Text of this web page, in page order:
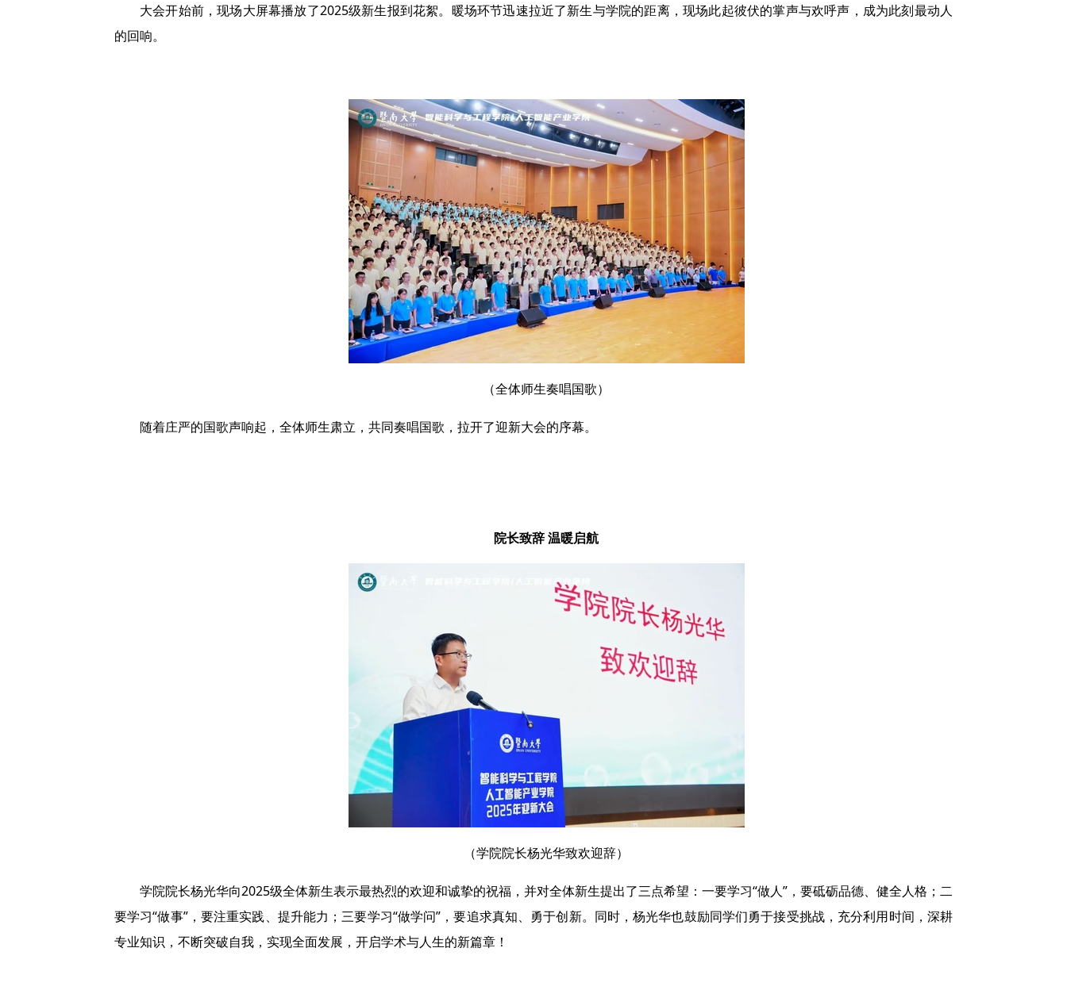
大会开始前，现场大屏幕播放了2025级新生报到花絮。暖场环节迅速拉近了新生与学院的距离，现场此起彼伏的掌声与欢呼声，成为此刻最动人
的回响。
（全体师生奏唱国歌）
随着庄严的国歌声响起，全体师生肃立，共同奏唱国歌，拉开了迎新大会的序幕。
院长致辞 温暖启航
（学院院长杨光华致欢迎辞）
学院院长杨光华向2025级全体新生表示最热烈的欢迎和诚挚的祝福，并对全体新生提出了三点希望：一要学习“做人”，要砥砺品德、健全人格；二
要学习“做事”，要注重实践、提升能力；三要学习“做学问”，要追求真知、勇于创新。同时，杨光华也鼓励同学们勇于接受挑战，充分利用时间，深耕
专业知识，不断突破自我，实现全面发展，开启学术与人生的新篇章！